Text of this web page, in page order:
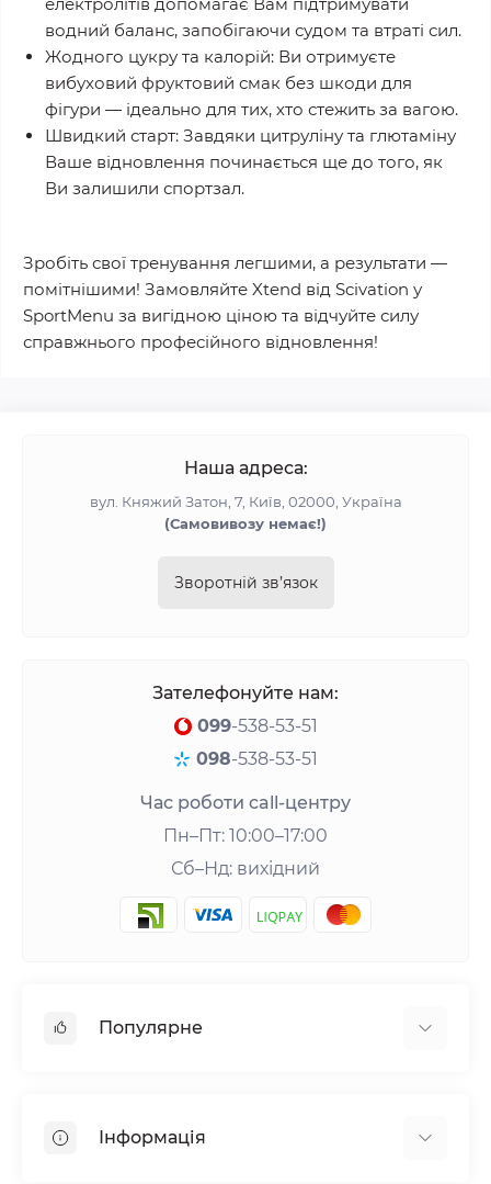
водний баланс, запобігаючи судом та втраті сил.
Жодного цукру та калорій: Ви отримуєте
вибуховий фруктовий смак без шкоди для
фігури — ідеально для тих, хто стежить за вагою.
Швидкий старт: Завдяки цитруліну та глютаміну
Ваше відновлення починається ще до того, як
Ви залишили спортзал.
Зробіть свої тренування легшими, а результати —
помітнішими! Замовляйте Xtend від Scivation у
SportMenu за вигідною ціною та відчуйте силу
справжнього професійного відновлення!
Наша адреса:
вул. Княжий Затон, 7, Київ, 02000, Україна
(Самовивозу немає!)
Зворотній зв’язок
Зателефонуйте нам:
099-538-53-51
098-538-53-51
Час роботи call-центру
Пн–Пт: 10:00–17:00
Сб–Нд: вихідний
Популярне
Гейнери
Інформація